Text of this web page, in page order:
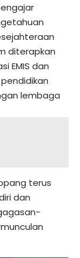
diterapkan
EMIS dan
lembaga
terus
dan